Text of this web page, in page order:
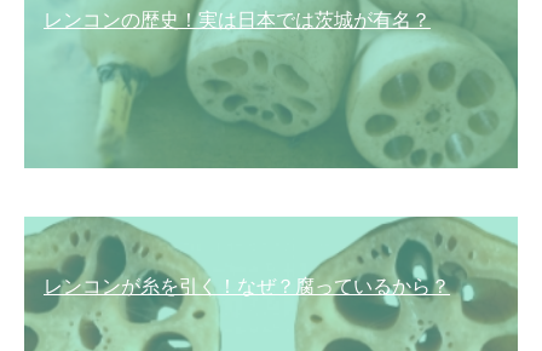
レンコンの歴史！実は日本では茨城が有名？
レンコンが糸を引く！なぜ？腐っているから？